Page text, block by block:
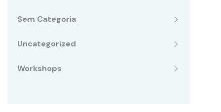
Sem Categoria
Uncategorized
Workshops